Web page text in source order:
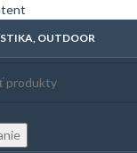
OUTDOOR